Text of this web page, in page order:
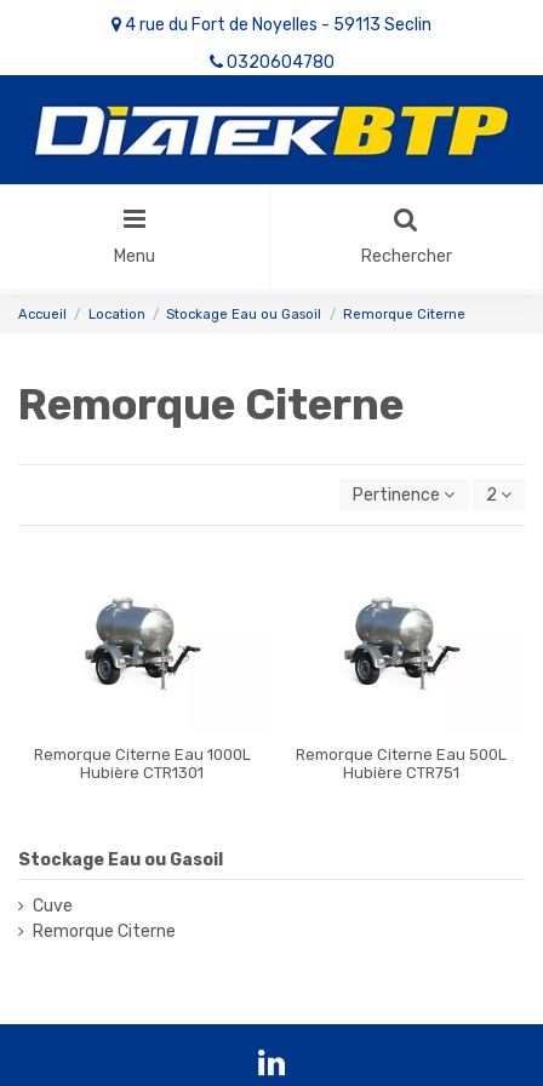
4 rue du Fort de Noyelles - 59113 Seclin
0320604780
Menu Rechercher
Accueil Location Stockage Eau ou Gasoil Remorque Citerne
Remorque Citerne
Pertinence 2
Remorque Citerne Eau 1000L
Hubière CTR1301
Remorque Citerne Eau 500L
Hubière CTR751
Stockage Eau ou Gasoil
Cuve
Remorque Citerne